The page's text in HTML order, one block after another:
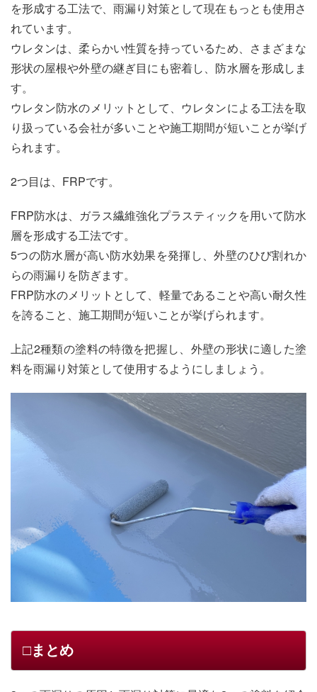
を形成する工法で、雨漏り対策として現在もっとも使用さ
れています。
ウレタンは、柔らかい性質を持っているため、さまざまな
形状の屋根や外壁の継ぎ目にも密着し、防水層を形成しま
す。
ウレタン防水のメリットとして、ウレタンによる工法を取
り扱っている会社が多いことや施工期間が短いことが挙げ
られます。
2つ目は、FRPです。
FRP防水は、ガラス繊維強化プラスティックを用いて防水
層を形成する工法です。
5つの防水層が高い防水効果を発揮し、外壁のひび割れか
らの雨漏りを防ぎます。
FRP防水のメリットとして、軽量であることや高い耐久性
を誇ること、施工期間が短いことが挙げられます。
上記2種類の塗料の特徴を把握し、外壁の形状に適した塗
料を雨漏り対策として使用するようにしましょう。
□まとめ